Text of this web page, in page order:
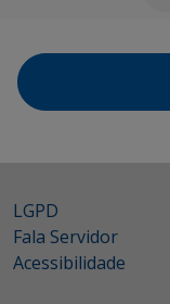
LGPD
Fala Servidor
Acessibilidade